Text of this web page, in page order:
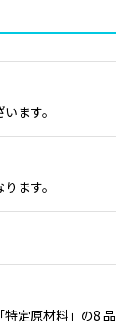
ます。
ます。
特定原材料」の8 品